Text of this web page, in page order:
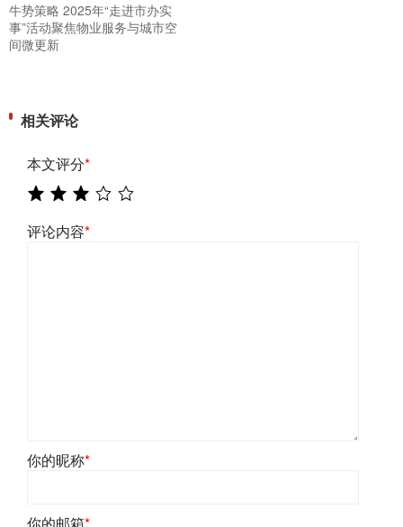
牛势策略 2025年“走进市办实
事”活动聚焦物业服务与城市空
间微更新
相关评论
本文评分*
评论内容*
你的昵称*